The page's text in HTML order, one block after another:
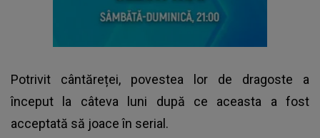
Potrivit cântăreței, povestea lor de dragoste a
început la câteva luni după ce aceasta a fost
acceptată să joace în serial.